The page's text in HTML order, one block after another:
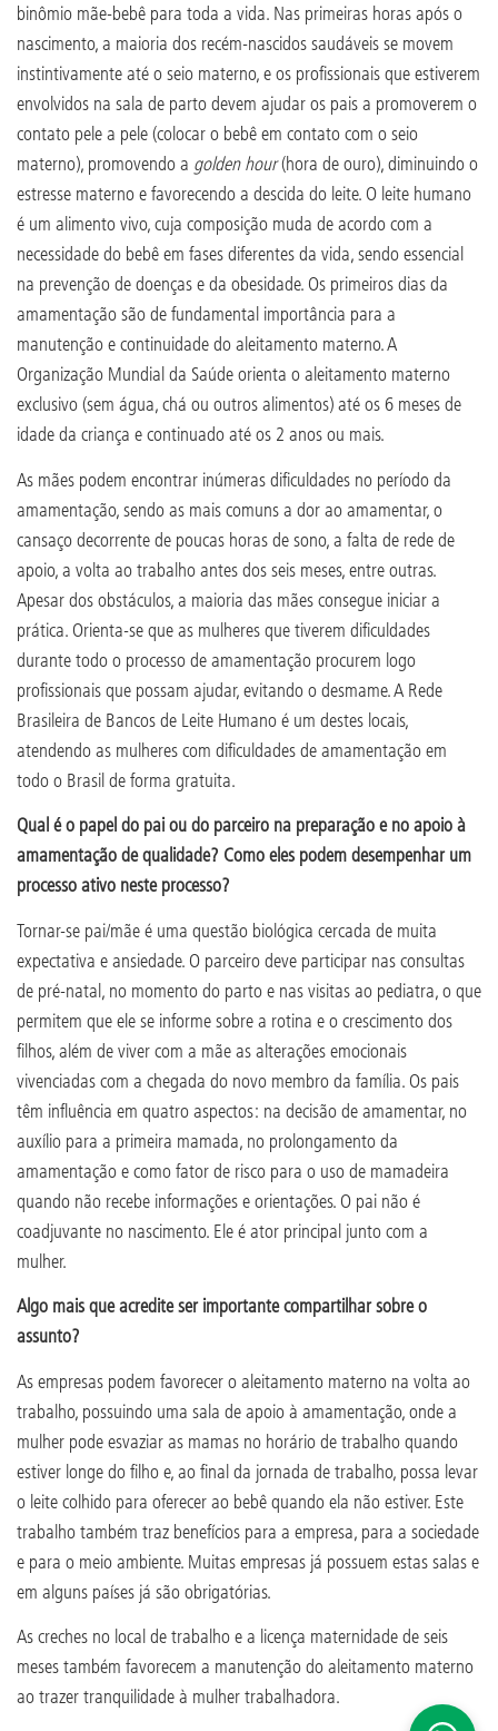
binômio mãe-bebê para toda a vida. Nas primeiras horas após o
nascimento, a maioria dos recém-nascidos saudáveis se movem
instintivamente até o seio materno, e os profissionais que estiverem
envolvidos na sala de parto devem ajudar os pais a promoverem o
contato pele a pele (colocar o bebê em contato com o seio
materno), promovendo a golden hour(hora de ouro), diminuindo o
estresse materno e favorecendo a descida do leite. O leite humano
é um alimento vivo, cuja composição muda de acordo com a
necessidade do bebê em fases diferentes da vida, sendo essencial
na prevenção de doenças e da obesidade. Os primeiros dias da
amamentação são de fundamental importância para a
manutenção e continuidade do aleitamento materno. A
Organização Mundial da Saúde orienta o aleitamento materno
exclusivo (sem água, chá ou outros alimentos) até os 6 meses de
idade da criança e continuado até os 2 anos ou mais.
As mães podem encontrar inúmeras dificuldades no período da
amamentação, sendo as mais comuns a dor ao amamentar, o
cansaço decorrente de poucas horas de sono, a falta de rede de
apoio, a volta ao trabalho antes dos seis meses, entre outras.
Apesar dos obstáculos, a maioria das mães consegue iniciar a
prática. Orienta-se que as mulheres que tiverem dificuldades
durante todo o processo de amamentação procurem logo
profissionais que possam ajudar, evitando o desmame. A Rede
Brasileira de Bancos de Leite Humano é um destes locais,
atendendo as mulheres com dificuldades de amamentação em
todo o Brasil de forma gratuita.
Qual é o papel do pai ou do parceiro na preparação e no apoio à
amamentação de qualidade? Como eles podem desempenhar um
processo ativo neste processo?
Tornar-se pai/mãe é uma questão biológica cercada de muita
expectativa e ansiedade. O parceiro deve participar nas consultas
de pré-natal, no momento do parto e nas visitas ao pediatra, o que
permitem que ele se informe sobre a rotina e o crescimento dos
filhos, além de viver com a mãe as alterações emocionais
vivenciadas com a chegada do novo membro da família. Os pais
têm influência em quatro aspectos: na decisão de amamentar, no
auxílio para a primeira mamada, no prolongamento da
amamentação e como fator de risco para o uso de mamadeira
quando não recebe informações e orientações. O pai não é
coadjuvante no nascimento. Ele é ator principal junto com a
mulher.
Algo mais que acredite ser importante compartilhar sobre o
assunto?
As empresas podem favorecer o aleitamento materno na volta ao
trabalho, possuindo uma sala de apoio à amamentação, onde a
mulher pode esvaziar as mamas no horário de trabalho quando
estiver longe do filho e, ao final da jornada de trabalho, possa levar
o leite colhido para oferecer ao bebê quando ela não estiver. Este
trabalho também traz benefícios para a empresa, para a sociedade
e para o meio ambiente. Muitas empresas já possuem estas salas e
em alguns países já são obrigatórias.
As creches no local de trabalho e a licença maternidade de seis
meses também favorecem a manutenção do aleitamento materno
ao trazer tranquilidade à mulher trabalhadora.